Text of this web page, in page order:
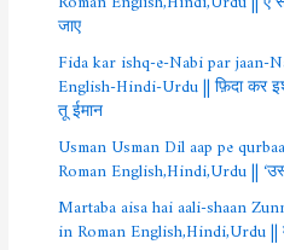
जाए
Fida kar ishq-e-Nabi par jaan-
English-Hindi-Urdu || फ़िदा कर
तू ईमान
Usman Usman Dil aap pe
Roman English,Hindi,Urdu ||
Martaba aisa hai aali-shaan
in Roman English,Hindi,Urdu ||